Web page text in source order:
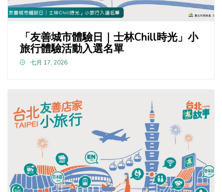
「友善城市體驗日｜士林Chill時光」小
旅行體驗活動入選名單
七月 17, 2026